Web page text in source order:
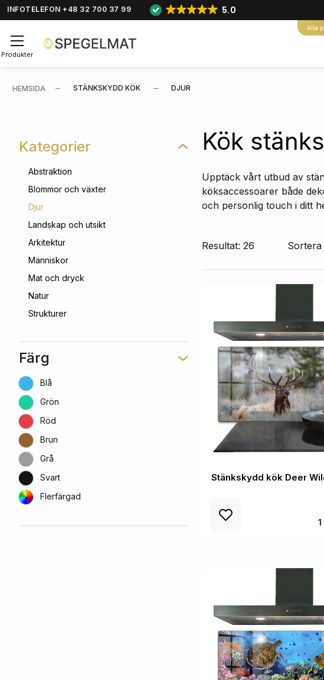
INFOTELEFON +48 32 700 37 99 5.0
Alla
Produkter
HEMSIDA STÄNKSKYDD KÖK DJUR
Kategorier
Abstraktion
Blommor och växter
Djur
Landskap och utsikt
Arkitektur
Människor
Mat och dryck
Natur
Strukturer
Färg
Blå
Grön
Röd
Brun
Grå
Svart
Flerfärgad
Kök
Upptäck vårt utbud av
köksaccessoarer både
och personlig touch i ditt
Resultat: 26 Sortera
Stänkskydd kök Deer